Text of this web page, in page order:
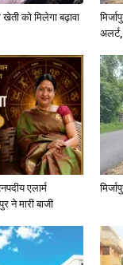
खेती को मिलेगा बढ़ावा
एलार्म
ने मारी बाजी